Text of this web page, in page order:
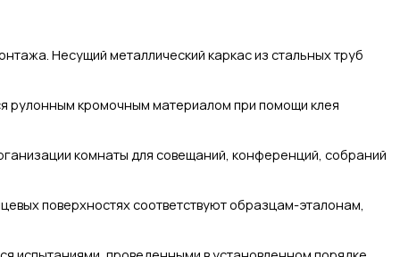
Несущий металлический каркас из стальных труб
рулонным кромочным материалом при помощи клея
комнаты для совещаний, конференций, собраний
поверхностях соответствуют образцам-эталонам,